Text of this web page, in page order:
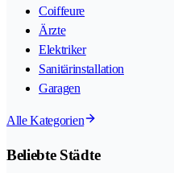
Coiffeure
Ärzte
Elektriker
Sanitärinstallation
Garagen
Alle Kategorien
Beliebte Städte